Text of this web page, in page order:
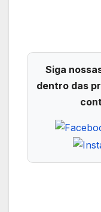
Siga
dentro das